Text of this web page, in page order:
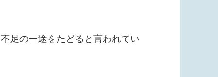
足の一途をたどると言われてい